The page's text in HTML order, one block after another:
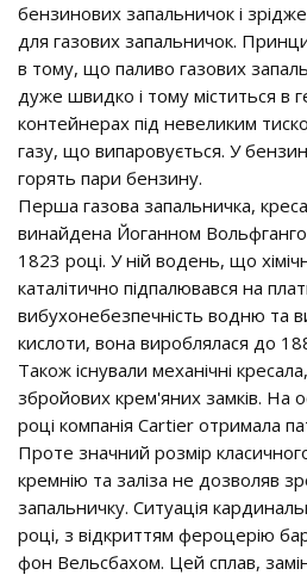
бензинових запальничок і
для газових запальничок.
в тому, що паливо газових
дуже швидко і тому міститься в
контейнерах під невеликим
газу, що випаровується. У
горять пари бензину.
Перша газова запальничка,
винайдена Йоганном
1823 році. У ній водень, що
каталітично підпалювався на
вибухонебезпечність водню та
кислоти, вона вироблялася до
Також існували механічні
збройових крем'яних замків. На
році компанія Cartier отримала
Проте значний розмір
кремнію та заліза не дозволяв
запальничку. Ситуація
році, з відкриттям фероцерію
фон Вельсбахом. Цей сплав,